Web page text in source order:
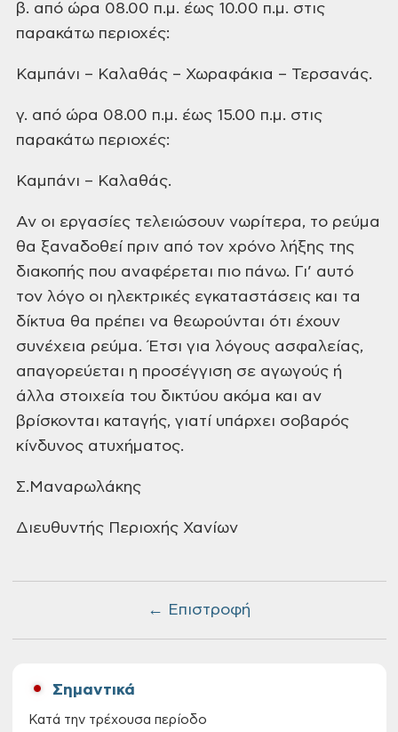
← Επιστροφή
β. από ώρα 08.00 π.μ. έως 10.00 π.μ. στις
παρακάτω περιοχές:
Καμπάνι – Καλαθάς – Χωραφάκια – Τερσανάς.
γ. από ώρα 08.00 π.μ. έως 15.00 π.μ. στις
παρακάτω περιοχές:
Καμπάνι – Καλαθάς.
Αν οι εργασίες τελειώσουν νωρίτερα, το ρεύμα
θα ξαναδοθεί πριν από τον χρόνο λήξης της
διακοπής που αναφέρεται πιο πάνω. Γι’ αυτό
τον λόγο οι ηλεκτρικές εγκαταστάσεις και τα
δίκτυα θα πρέπει να θεωρούνται ότι έχουν
συνέχεια ρεύμα. Έτσι για λόγους ασφαλείας,
απαγορεύεται η προσέγγιση σε αγωγούς ή
άλλα στοιχεία του δικτύου ακόμα και αν
βρίσκονται καταγής, γιατί υπάρχει σοβαρός
κίνδυνος ατυχήματος.
Διευθυντής Περιοχής Χανίων
Σημαντικά
Κατά την τρέχουσα περίοδο